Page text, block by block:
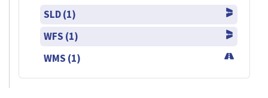
SLD (1)
WFS (1)
WMS (1)